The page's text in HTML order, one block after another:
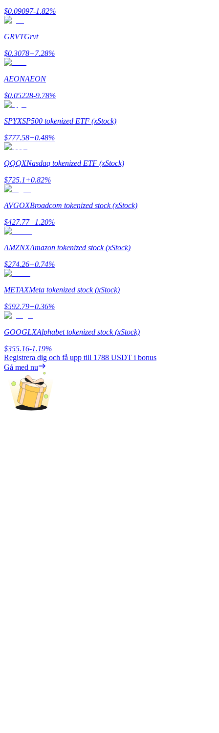
Tjäna
Power Piggy
Tjäna konkurrenskraftiga belöningar dagligen
Utsättning
Hög avkastning och omedelbar tillgång
Launchpool
Flexibel insats för att tjäna populära tokens
$0.09097-1.82%
GRVTGrvt
$0.3078+7.28%
AEONAEON
$0.05228-9.78%
SPYXSP500 tokenized ETF (xStock)
$777.58+0.48%
QQQXNasdaq tokenized ETF (xStock)
$725.1+0.82%
AVGOXBroadcom tokenized stock (xStock)
$427.77+1.20%
AMZNXAmazon tokenized stock (xStock)
$274.26+0.74%
METAXMeta tokenized stock (xStock)
$592.79+0.36%
GOOGLXAlphabet tokenized stock (xStock)
$355.16-1.19%
Registrera dig och få upp till 1788 USDT i bonus
Gå med nu